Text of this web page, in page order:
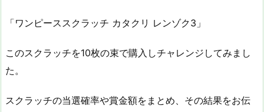
「ワンピーススクラッチ カタクリ レンゾク3」
このスクラッチを10枚の束で購入しチャレンジしてみまし
た。
スクラッチの当選確率や賞金額をまとめ、その結果をお伝